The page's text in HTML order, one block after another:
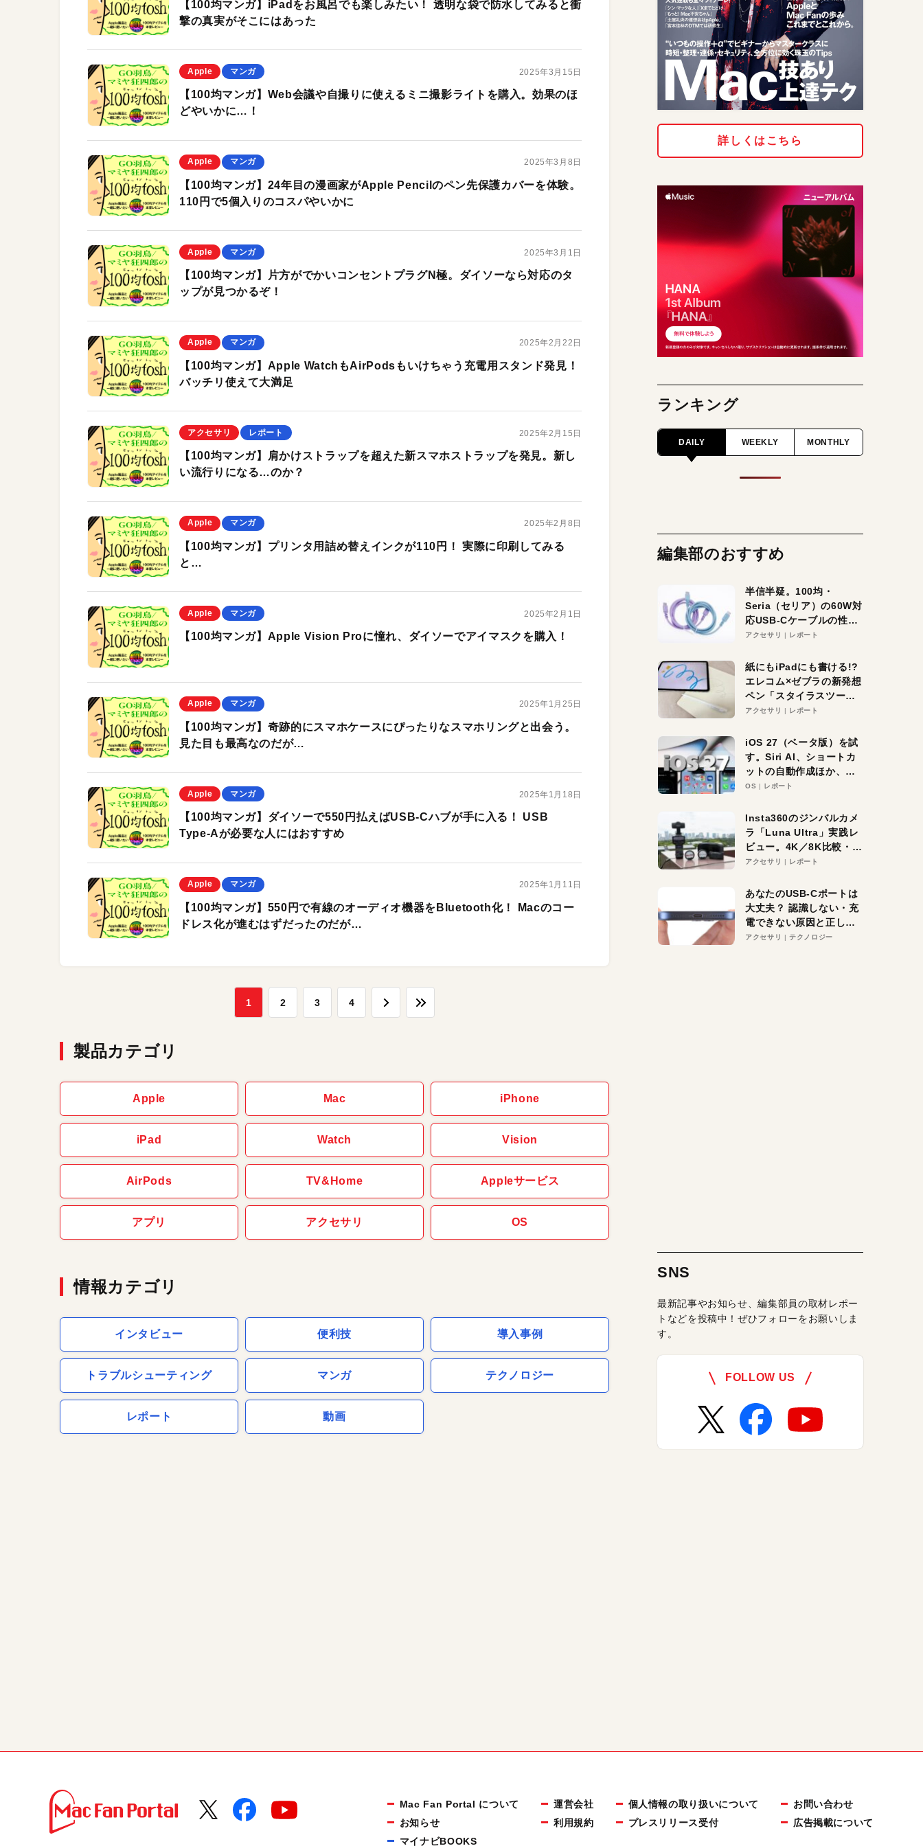
【100均マンガ】iPadをお風呂でも楽しみたい！ 透明な袋で防水してみると衝
撃の真実がそこにはあった
Apple マンガ 2025年3月15日
【100均マンガ】Web会議や自撮りに使えるミニ撮影ライトを購入。効果のほ
どやいかに…！
Apple マンガ 2025年3月8日
【100均マンガ】24年目の漫画家がApple Pencilのペン先保護カバーを体験。
110円で5個入りのコスパやいかに
Apple マンガ 2025年3月1日
【100均マンガ】片方がでかいコンセントプラグN極。ダイソーなら対応のタ
ップが見つかるぞ！
Apple マンガ 2025年2月22日
【100均マンガ】Apple WatchもAirPodsもいけちゃう充電用スタンド発見！
バッチリ使えて大満足
アクセサリ レポート 2025年2月15日
【100均マンガ】肩かけストラップを超えた新スマホストラップを発見。新し
い流行りになる…のか？
Apple マンガ 2025年2月8日
【100均マンガ】プリンタ用詰め替えインクが110円！ 実際に印刷してみる
と…
Apple マンガ 2025年2月1日
【100均マンガ】Apple Vision Proに憧れ、ダイソーでアイマスクを購入！
Apple マンガ 2025年1月25日
【100均マンガ】奇跡的にスマホケースにぴったりなスマホリングと出会う。
見た目も最高なのだが…
Apple マンガ 2025年1月18日
【100均マンガ】ダイソーで550円払えばUSB-Cハブが手に入る！ USB
Type-Aが必要な人にはおすすめ
Apple マンガ 2025年1月11日
【100均マンガ】550円で有線のオーディオ機器をBluetooth化！ Macのコー
ドレス化が進むはずだったのだが…
1 2 3 4
製品カテゴリ
Apple Mac iPhone
iPad Watch Vision
AirPods TV&Home Appleサービス
アプリ アクセサリ OS
情報カテゴリ
インタビュー 便利技 導入事例
トラブルシューティング マンガ テクノロジー
レポート 動画
詳しくはこちら
ランキング
DAILY WEEKLY MONTHLY
編集部のおすすめ
半信半疑。100均・
Seria（セリア）の60W対
応USB-Cケーブルの性能
を検証。超コスパの1本を
アクセサリ レポート
紙にもiPadにも書ける!?
エレコム×ゼブラの新発想
ペン「スタイラスツーウ
ェイ」レビュー。持ち替
アクセサリ レポート
iOS 27（ベータ版）を試
す。Siri AI、ショートカ
ットの自動作成ほか、期
待大の便利機能5選。
る未来はすぐそこ！
OS レポート
Insta360のジンバルカメ
ラ「Luna Ultra」実践レ
ビュー。4K／8K比較・ズ
ーム・夜間撮影をチェッ
アクセサリ レポート
あなたのUSB-Cポートは
大丈夫？ 認識しない・充
電できない原因と正しい
対策
アクセサリ テクノロジー
SNS
最新記事やお知らせ、編集部員の取材レポー
トなどを投稿中！ぜひフォローをお願いしま
す。
FOLLOW US
Mac Fan Portal について
お知らせ
マイナビBOOKS
運営会社
利用規約
個人情報の取り扱いについて
プレスリリース受付
お問い合わせ
広告掲載について